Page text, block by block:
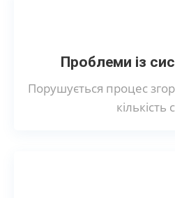
Проблеми із
Порушується процес
кількість